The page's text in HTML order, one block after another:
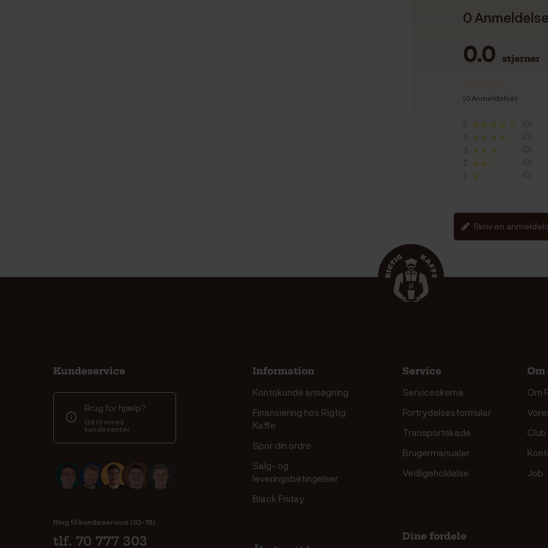
0
0.0 stjerner
(0 Anmeldelse)
5 ★★★★★ (0)
4 ★★★★☆ (0)
3 ★★★☆☆ (0)
2 ★★☆☆☆ (0)
1 ★☆☆☆☆ (0)
Skriv en
Kundeservice
Brug for hjælp?
Gå til vores
kundecenter
Ring til kundeservice (10-16)
tlf. 70 777 303
Information
Kontokunde ansøgning
Finansiering hos Rigtig
Kaffe
Spor din ordre
Salg- og
leveringsbetingelser
Black Friday
Service
Serviceskema
Fortrydelsesformular
Transportskade
Brugermanualer
Vedligeholdelse
Dine fordele
Om
Om
Job